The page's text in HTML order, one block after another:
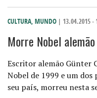
CULTURA, MUNDO | 13.04.2015 -
Morre Nobel
Escritor alemão Günter
Nobel de 1999 e um
seu país, morreu nesta